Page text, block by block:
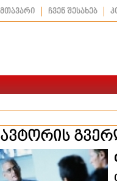
მთავარი ჩვენ შესახებ
ავტორის